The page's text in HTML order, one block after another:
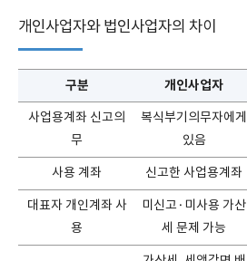
개인사업자와 법인사업자의 차이
구분 개인사업자
사업용계좌 신고의
무
복식부기의무자에게
있음
사용 계좌 신고한 사업용계좌
대표자 개인계좌 사
용
미신고·미사용 가산
세 문제 가능